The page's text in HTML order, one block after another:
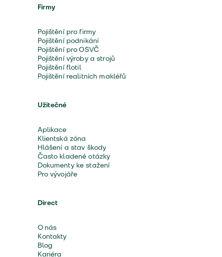
Firmy
Pojištění pro firmy
Pojištění podnikání
Pojištění pro OSVČ
Pojištění výroby a strojů
Pojištění flotil
Pojištění realitních makléřů
Užitečné
Aplikace
Klientská zóna
Hlášení a stav škody
Často kladené otázky
Dokumenty ke stažení
Pro vývojáře
Direct
O nás
Kontakty
Blog
Kariéra